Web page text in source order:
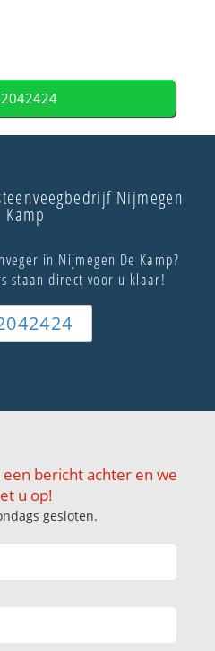
Nijmegen
Kamp
in Nijmegen De Kamp?
staan direct voor u klaar!
bericht achter en we
u op!
gesloten.